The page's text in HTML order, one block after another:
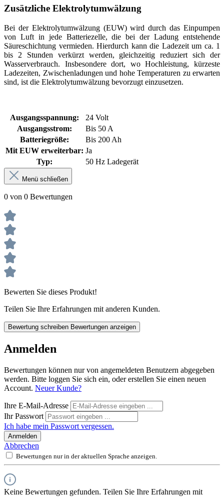
Zusätzliche Elektrolytumwälzung
Bei der Elektrolytumwälzung (EUW) wird durch das Einpumpen
von Luft in jede Batteriezelle, die bei der Ladung entstehende
Säureschichtung vermieden. Hierdurch kann die Ladezeit um ca. 1
bis 2 Stunden verkürzt werden, gleichzeitig reduziert sich der
Wasserverbrauch. Insbesondere dort, wo Hochleistung, kürzeste
Ladezeiten, Zwischenladungen und hohe Temperaturen zu erwarten
sind, ist die Elektrolytumwälzung bevorzugt einzusetzen.
Ausgangsspannung:
24 Volt
Ausgangsstrom:
Bis 50 A
Batteriegröße:
Bis 200 Ah
Mit EUW erweiterbar: Ja
Typ:
50 Hz Ladegerät
Menü schließen
0 von 0 Bewertungen
Bewerten Sie dieses Produkt!
Teilen Sie Ihre Erfahrungen mit anderen Kunden.
Bewertung schreiben Bewertungen anzeigen
Anmelden
Bewertungen können nur von angemeldeten Benutzern abgegeben
werden. Bitte loggen Sie sich ein, oder erstellen Sie einen neuen
Account. Neuer Kunde?
Ihre E-Mail-Adresse
Ihr Passwort
Ich habe mein Passwort vergessen.
Anmelden
Abbrechen
Bewertungen nur in der aktuellen Sprache anzeigen.
Keine Bewertungen gefunden. Teilen Sie Ihre Erfahrungen mit